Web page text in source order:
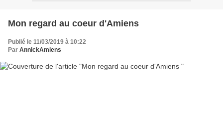
Mon regard au coeur d'Amiens
Publié le 11/03/2019 à 10:22
Par AnnickAmiens